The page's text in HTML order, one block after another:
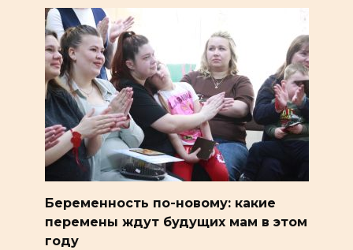
Беременность по-новому: какие
перемены ждут будущих мам в этом
году